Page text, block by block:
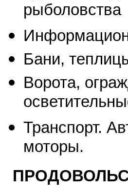
рыболовства
Бани,
Ворота,
Транспорт.
моторы.